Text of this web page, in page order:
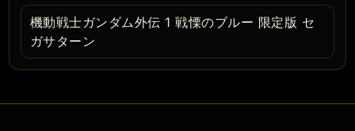
機動戦士ガンダム外伝 1 戦慄のブルー 限定版 セ
ガサターン